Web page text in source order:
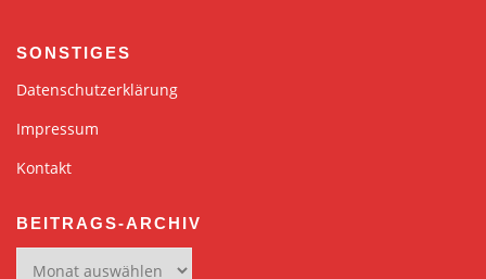
SONSTIGES
Datenschutzerklärung
Impressum
Kontakt
BEITRAGS-ARCHIV